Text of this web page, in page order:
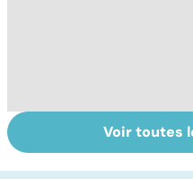
Aphtes : les
ulcères de la
Voir toutes